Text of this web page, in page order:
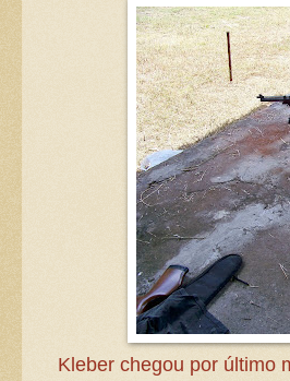
Kleber chegou por último